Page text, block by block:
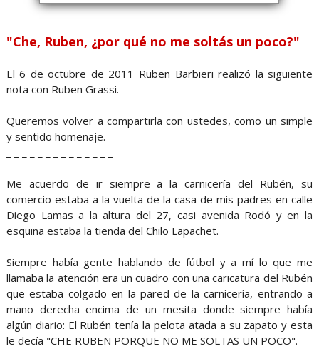
"Che, Ruben, ¿por qué no me soltás un poco?"
El 6 de octubre de 2011 Ruben Barbieri realizó la siguiente
nota con Ruben Grassi.
Queremos volver a compartirla con ustedes, como un simple
y sentido homenaje.
Me acuerdo de ir siempre a la carnicería del Rubén, su
comercio estaba a la vuelta de la casa de mis padres en calle
Diego Lamas a la altura del 27, casi avenida Rodó y en la
esquina estaba la tienda del Chilo Lapachet.
Siempre había gente hablando de fútbol y a mí lo que me
llamaba la atención era un cuadro con una caricatura del Rubén
que estaba colgado en la pared de la carnicería, entrando a
mano derecha encima de un mesita donde siempre había
algún diario: El Rubén tenía la pelota atada a su zapato y esta
le decía "CHE RUBEN PORQUE NO ME SOLTAS UN POCO".